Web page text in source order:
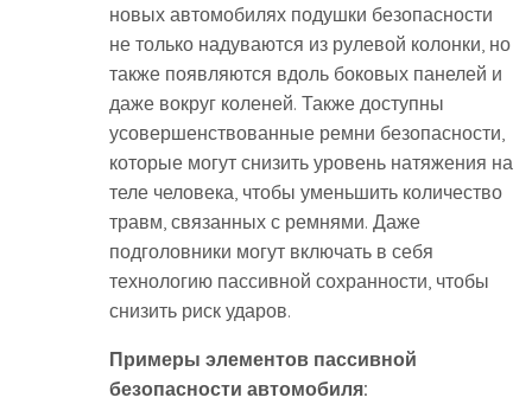
новых автомобилях подушки безопасности
не только надуваются из рулевой колонки, но
также появляются вдоль боковых панелей и
даже вокруг коленей. Также доступны
усовершенствованные ремни безопасности,
которые могут снизить уровень натяжения на
теле человека, чтобы уменьшить количество
травм, связанных с ремнями. Даже
подголовники могут включать в себя
технологию пассивной сохранности, чтобы
снизить риск ударов.
Примеры элементов пассивной
безопасности автомобиля: